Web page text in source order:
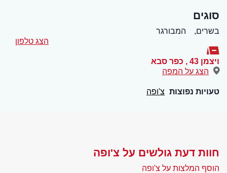
סוגים
בשרים,
המבורגר
הצג טלפון
ויצמן 43 , כפר סבא
הצג על המפה
טעויות נפוצות צ'ופה
חוות דעת גולשים על צ'ופה
הוסף המלצות על צ'ופה